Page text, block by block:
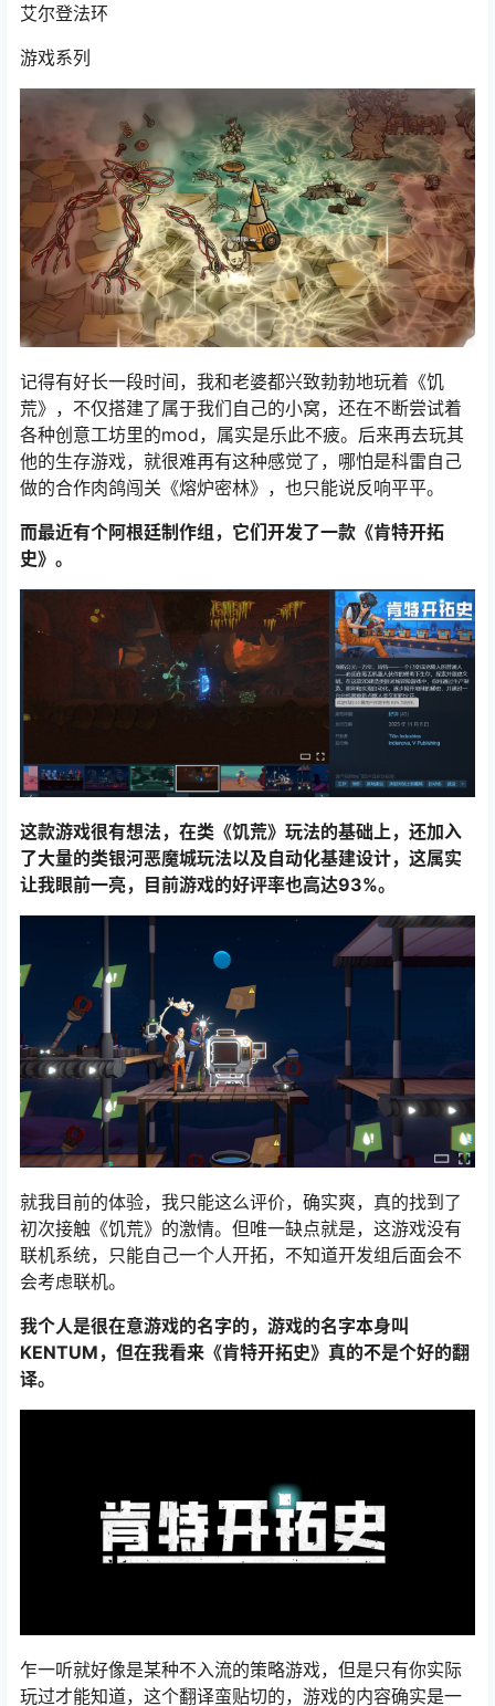
艾尔登法环
游戏系列
记得有好长一段时间，我和老婆都兴致勃勃地玩着《饥
荒》，不仅搭建了属于我们自己的小窝，还在不断尝试着
各种创意工坊里的mod，属实是乐此不疲。后来再去玩其
他的生存游戏，就很难再有这种感觉了，哪怕是科雷自己
做的合作肉鸽闯关《熔炉密林》，也只能说反响平平。
而最近有个阿根廷制作组，它们开发了一款《肯特开拓
史》。
这款游戏很有想法，在类《饥荒》玩法的基础上，还加入
了大量的类银河恶魔城玩法以及自动化基建设计，这属实
让我眼前一亮，目前游戏的好评率也高达93%。
就我目前的体验，我只能这么评价，确实爽，真的找到了
初次接触《饥荒》的激情。但唯一缺点就是，这游戏没有
联机系统，只能自己一个人开拓，不知道开发组后面会不
会考虑联机。
我个人是很在意游戏的名字的，游戏的名字本身叫
KENTUM，但在我看来《肯特开拓史》真的不是个好的翻
译。
乍一听就好像是某种不入流的策略游戏，但是只有你实际
玩过才能知道，这个翻译蛮贴切的，游戏的内容确实是一